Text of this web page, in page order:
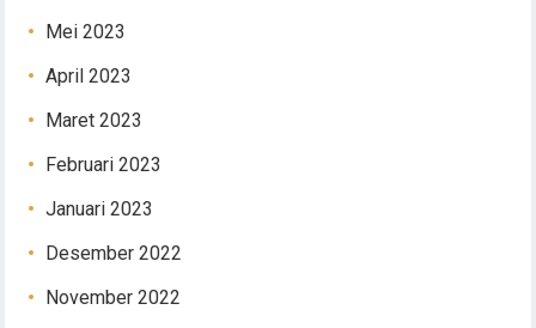
Mei 2023
April 2023
Maret 2023
Februari 2023
Januari 2023
Desember 2022
November 2022